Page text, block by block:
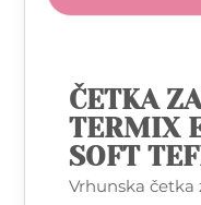
ČETKA
TERMIX
SOFT
Vrhunska četka